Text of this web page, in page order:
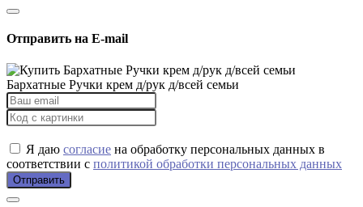
Отправить на E-mail
Бархатные Ручки крем д/рук д/всей семьи
Я даю согласие на обработку персональных данных в
соответствии с политикой обработки персональных данных
Отправить